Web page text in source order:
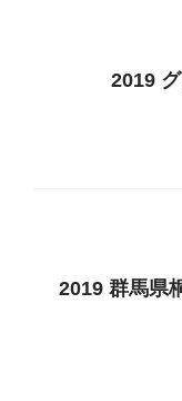
2019
2019 群馬県